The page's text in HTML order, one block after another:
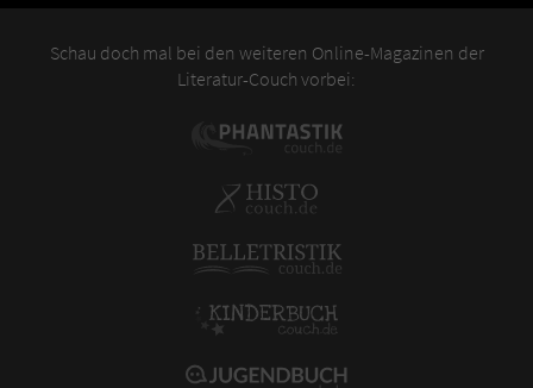
Schau doch mal bei den weiteren Online-Magazinen der
Literatur-Couch vorbei: